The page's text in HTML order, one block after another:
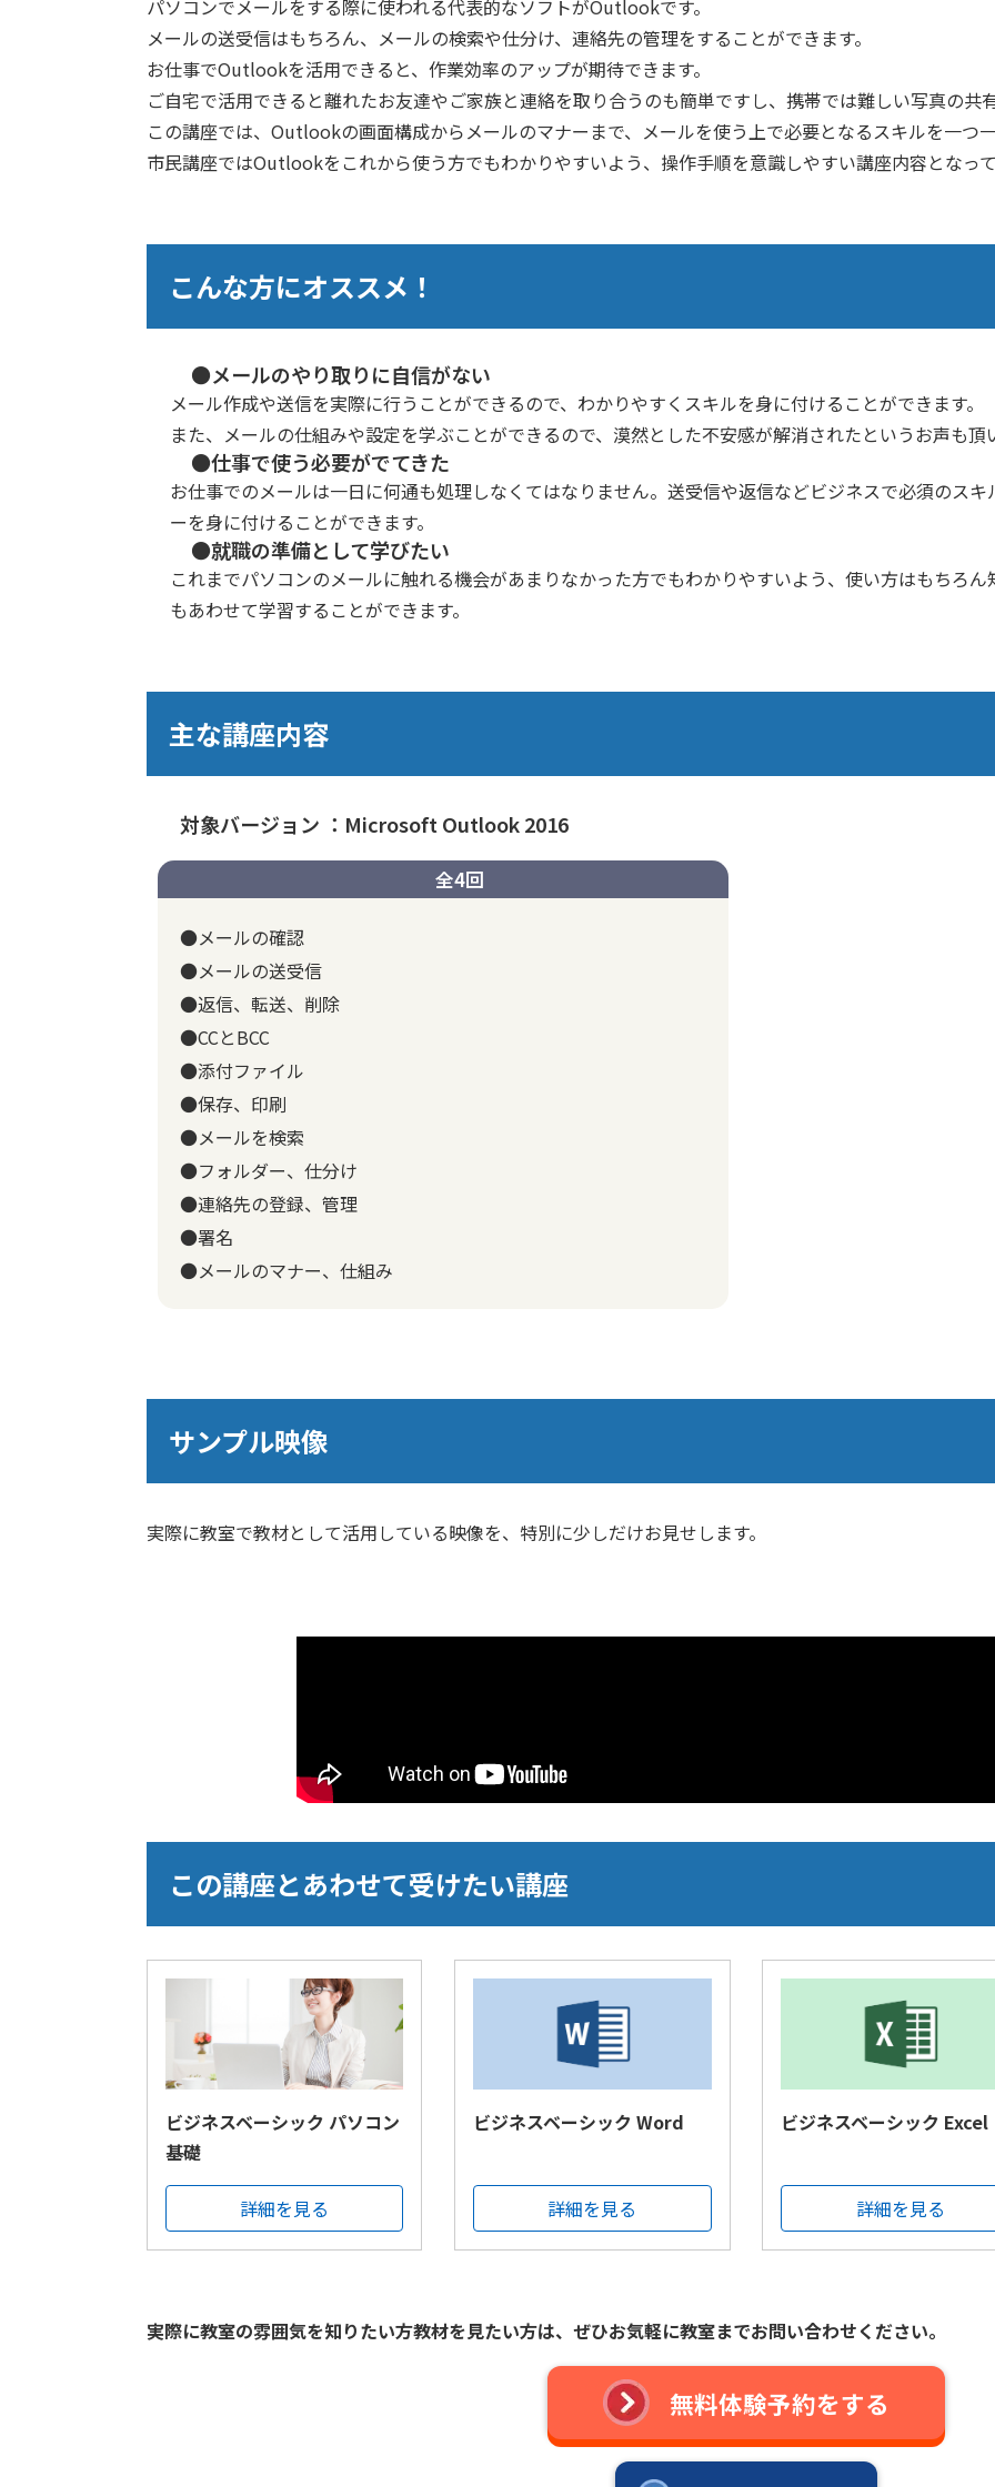
パソコンでメールをする際に使われる代表的なソフトがOutlookです。
メールの送受信はもちろん、メールの検索や仕分け、連絡先の管理をすることができます。
お仕事でOutlookを活用できると、作業効率のアップが期待できます。
ご自宅で活用できると離れたお友達やご家族と連絡を取り合うのも簡単ですし、携帯では難しい写真の共
この講座では、Outlookの画面構成からメールのマナーまで、メールを使う上で必要となるスキルを一つ
市民講座ではOutlookをこれから使う方でもわかりやすいよう、操作手順を意識しやすい講座内容となっ
こんな方にオススメ！
●メールのやり取りに自信がない
メール作成や送信を実際に行うことができるので、わかりやすくスキルを身に付けることができます。
また、メールの仕組みや設定を学ぶことができるので、漠然とした不安感が解消されたというお声も頂
●仕事で使う必要がでてきた
お仕事でのメールは一日に何通も処理しなくてはなりません。送受信や返信などビジネスで必須のス
ーを身に付けることができます。
●就職の準備として学びたい
これまでパソコンのメールに触れる機会があまりなかった方でもわかりやすいよう、使い方はもちろ
もあわせて学習することができます。
主な講座内容
対象バージョン ：Microsoft Outlook 2016
全4回
●メールの確認
●メールの送受信
●返信、転送、削除
●CCとBCC
●添付ファイル
●保存、印刷
●メールを検索
●フォルダー、仕分け
●連絡先の登録、管理
●署名
●メールのマナー、仕組み
サンプル映像
実際に教室で教材として活用している映像を、特別に少しだけお見せします。
この講座とあわせて受けたい講座
ビジネスベーシック パソコン
基礎
詳細を見る
ビジネスベーシック Word
詳細を見る
ビジネスベーシック Excel
詳細を見る
実際に教室の雰囲気を知りたい方教材を見たい方は、 ぜひお気軽に教室までお問い合わせください。
無料体験予約をする